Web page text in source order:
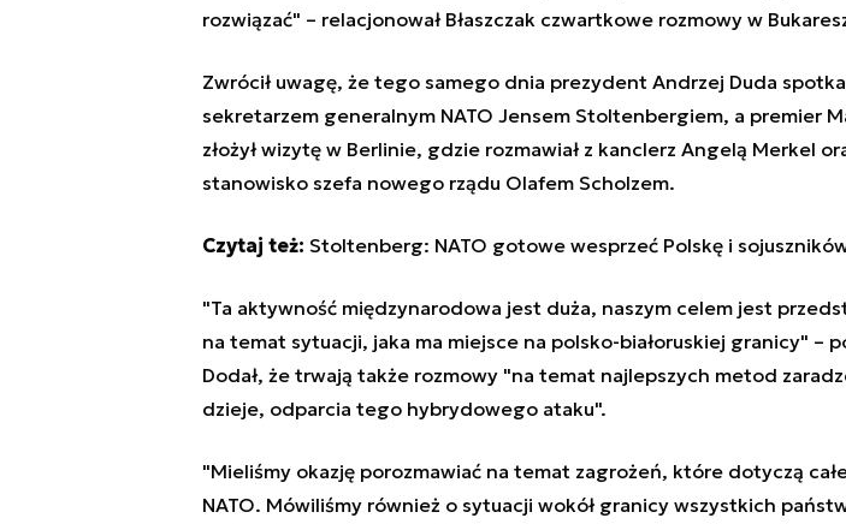
rozwiązać" – relacjonował Błaszczak czwartkowe rozmowy w
Zwrócił uwagę, że tego samego dnia prezydent Andrzej Duda
sekretarzem generalnym NATO Jensem Stoltenbergiem, a premier
złożył wizytę w Berlinie, gdzie rozmawiał z kanclerz Angelą Merkel
stanowisko szefa nowego rządu Olafem Scholzem.
Czytaj też: Stoltenberg: NATO gotowe wesprzeć Polskę i
"Ta aktywność międzynarodowa jest duża, naszym celem jest
na temat sytuacji, jaka ma miejsce na polsko-białoruskiej granicy" –
Dodał, że trwają także rozmowy "na temat najlepszych metod
dzieje, odparcia tego hybrydowego ataku".
"Mieliśmy okazję porozmawiać na temat zagrożeń, które dotyczą
NATO. Mówiliśmy również o sytuacji wokół granicy wszystkich